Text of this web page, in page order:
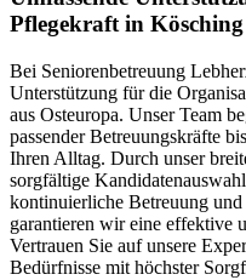
Pflegekraft in Kösching
Bei Seniorenbetreuung
Unterstützung für die
aus Osteuropa. Unser Team
passender Betreuungskräfte
Ihren Alltag. Durch unser
sorgfältige
kontinuierliche Betreuung und
garantieren wir eine effektive
Vertrauen Sie auf unsere
Bedürfnisse mit höchster